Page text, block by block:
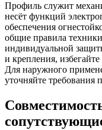
Профиль служит
несёт функций
обеспечения
общие правила техники
индивидуальной
и крепления,
Для наружного
уточняйте требования